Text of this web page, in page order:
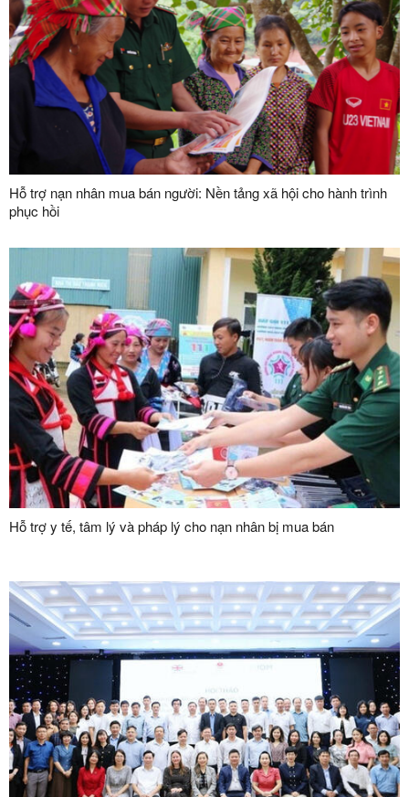
Hỗ trợ nạn nhân mua bán người: Nền tảng xã hội cho hành trình
phục hồi
Hỗ trợ y tế, tâm lý và pháp lý cho nạn nhân bị mua bán